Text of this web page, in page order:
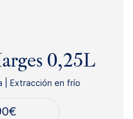
0,25L
| Extracción en frío
€